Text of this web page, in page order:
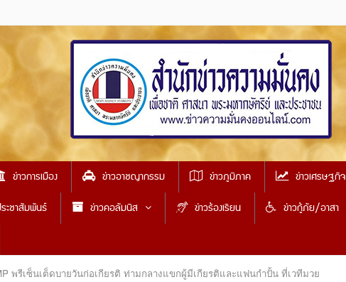
ข่าวการเมือง ข่าวอาชญากรรม ข่าวภูมิภาค ข่าวเศรษฐกิจ
ะชาสัมพันธ์ ข่าวคอลัมนิส ข่าวร้องเรียน ข่าวกู้ภัย/อาสา
พรีเซ็นเต็ดบายวันก่อเกียรติ ท่ามกลางแขกผู้มีเกียรติและแฟนกำปั้น ที่เวทีมวย